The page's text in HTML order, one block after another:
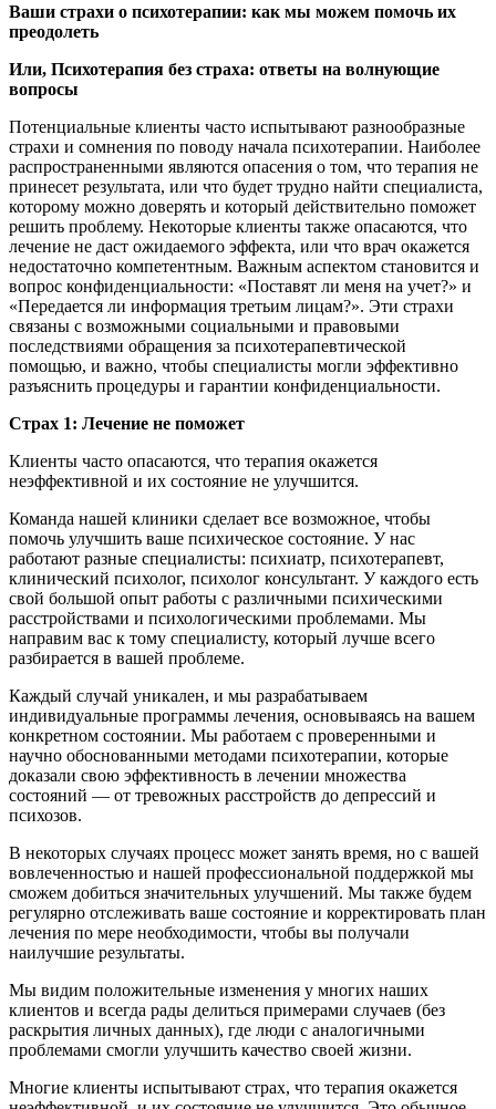
Ваши страхи о психотерапии: как мы можем помочь их
преодолеть
Или, Психотерапия без страха: ответы на волнующие
вопросы
Потенциальные клиенты часто испытывают разнообразные
страхи и сомнения по поводу начала психотерапии. Наиболее
распространенными являются опасения о том, что терапия не
принесет результата, или что будет трудно найти специалиста,
которому можно доверять и который действительно поможет
решить проблему. Некоторые клиенты также опасаются, что
лечение не даст ожидаемого эффекта, или что врач окажется
недостаточно компетентным. Важным аспектом становится и
вопрос конфиденциальности: «Поставят ли меня на учет?» и
«Передается ли информация третьим лицам?». Эти страхи
связаны с возможными социальными и правовыми
последствиями обращения за психотерапевтической
помощью, и важно, чтобы специалисты могли эффективно
разъяснить процедуры и гарантии конфиденциальности.
Страх 1: Лечение не поможет
Клиенты часто опасаются, что терапия окажется
неэффективной и их состояние не улучшится.
Команда нашей клиники сделает все возможное, чтобы
помочь улучшить ваше психическое состояние. У нас
работают разные специалисты: психиатр, психотерапевт,
клинический психолог, психолог консультант. У каждого есть
свой большой опыт работы с различными психическими
расстройствами и психологическими проблемами. Мы
направим вас к тому специалисту, который лучше всего
разбирается в вашей проблеме.
Каждый случай уникален, и мы разрабатываем
индивидуальные программы лечения, основываясь на вашем
конкретном состоянии. Мы работаем с проверенными и
научно обоснованными методами психотерапии, которые
доказали свою эффективность в лечении множества
состояний — от тревожных расстройств до депрессий и
психозов.
В некоторых случаях процесс может занять время, но с вашей
вовлеченностью и нашей профессиональной поддержкой мы
сможем добиться значительных улучшений. Мы также будем
регулярно отслеживать ваше состояние и корректировать план
лечения по мере необходимости, чтобы вы получали
наилучшие результаты.
Мы видим положительные изменения у многих наших
клиентов и всегда рады делиться примерами случаев (без
раскрытия личных данных), где люди с аналогичными
проблемами смогли улучшить качество своей жизни.
Многие клиенты испытывают страх, что терапия окажется